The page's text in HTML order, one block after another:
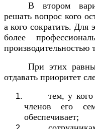
В втором
решать вопрос кого
а кого сократить. Для
более
производительностью
При этих
отдавать приоритет
тем, у
членов его
обеспечивает;